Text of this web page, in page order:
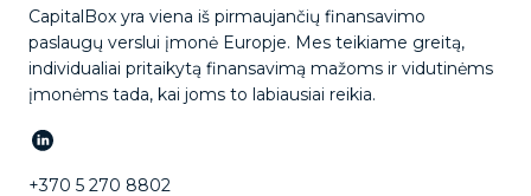
CapitalBox yra viena iš pirmaujančių finansavimo
paslaugų verslui įmonė Europje. Mes teikiame greitą,
individualiai pritaikytą finansavimą mažoms ir vidutinėms
įmonėms tada, kai joms to labiausiai reikia.
+370 5 270 8802